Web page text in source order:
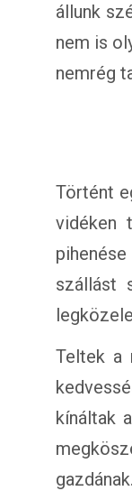
állunk
nem is
nemrég
Történt
vidéken
szállást
Teltek a
kínáltak
gazdának.